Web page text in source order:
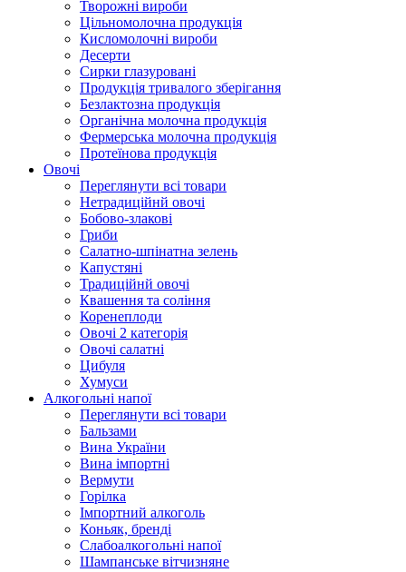
Творожні вироби
Цільномолочна продукція
Кисломолочні вироби
Десерти
Сирки глазуровані
Продукція тривалого зберігання
Безлактозна продукція
Органічна молочна продукція
Фермерська молочна продукція
Протеїнова продукція
Овочі
Переглянути всі товари
Нетрадиційнй овочі
Бобово-злакові
Гриби
Салатно-шпінатна зелень
Капустяні
Традиційнй овочі
Квашення та соління
Корeнеплоди
Овочі 2 категорія
Овочі салатні
Цибуля
Хумуси
Алкогольні напої
Переглянути всі товари
Бальзами
Вина України
Вина імпортні
Вермути
Горілка
Імпортний алкоголь
Коньяк, бренді
Слабоалкогольні напої
Шампанське вітчизняне